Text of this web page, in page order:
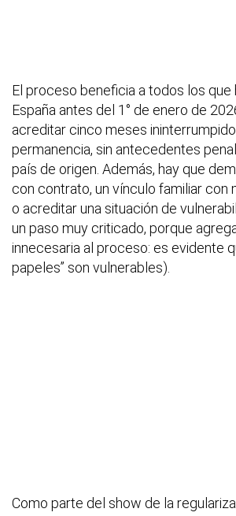
El proceso beneficia a todos los que
España antes del 1° de enero de
acreditar cinco meses
permanencia, sin antecedentes
país de origen. Además, hay que
con contrato, un vínculo familiar con
o acreditar una situación de
un paso muy criticado, porque
innecesaria al proceso: es evidente
papeles” son vulnerables).
Como parte del show de la